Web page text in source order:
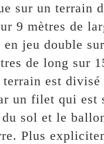
sur un terrain
9 mètres de
en jeu double
de long sur
est divisé
un filet qui est
sol et le
Plus